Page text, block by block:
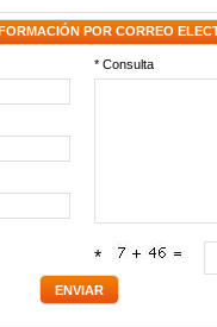
POR CORREO
* Consulta
*